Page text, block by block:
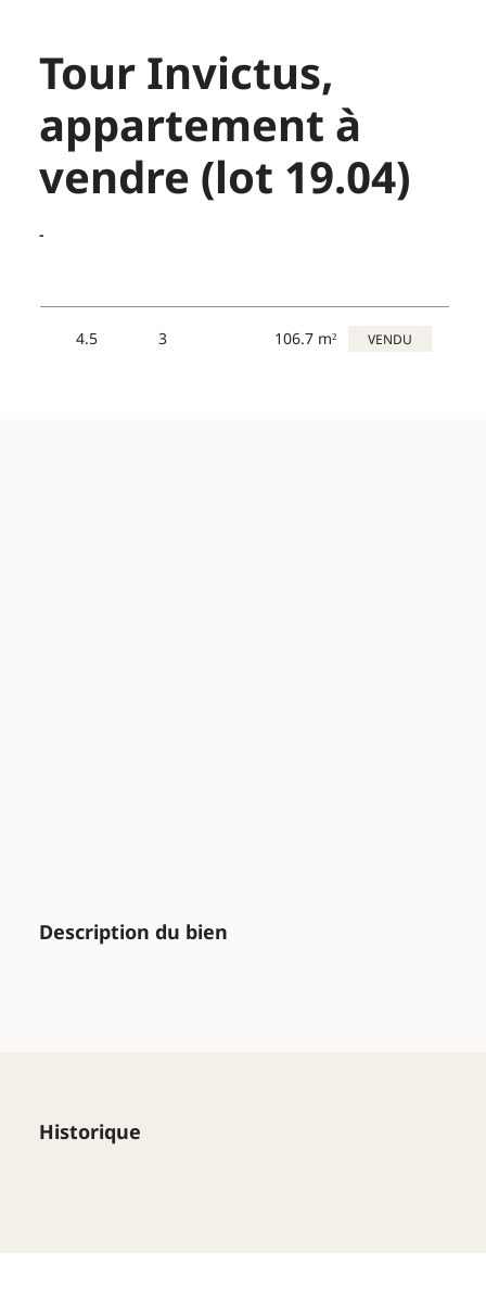
Tour Invictus,
appartement à
vendre (lot 19.04)
-
4.5 3 106.7 m² VENDU
Description du bien
Historique